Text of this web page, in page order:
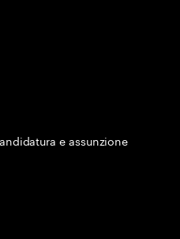
e assunzione